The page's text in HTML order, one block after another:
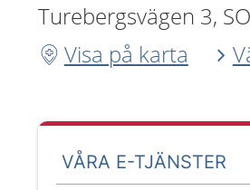
Turebergsvägen 3,
Visa på karta
VÅRA E-TJÄNSTER